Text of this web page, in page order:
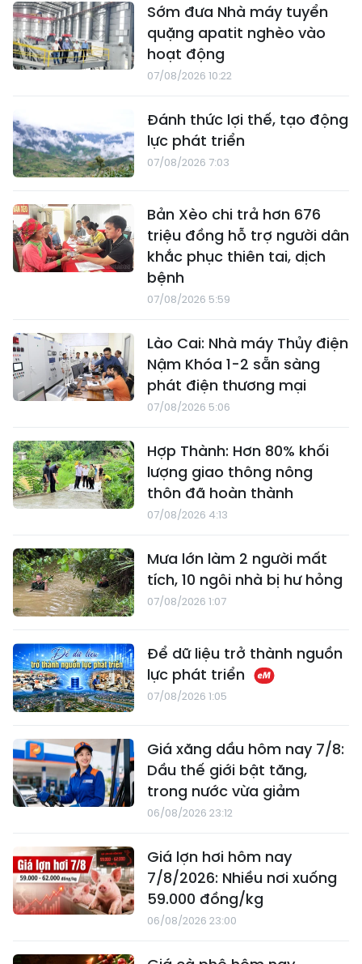
Sớm đưa Nhà máy tuyển
quặng apatit nghèo vào
hoạt động
07/08/2026 10:22
Đánh thức lợi thế, tạo động
lực phát triển
07/08/2026 7:03
Bản Xèo chi trả hơn 676
triệu đồng hỗ trợ người dân
khắc phục thiên tai, dịch
bệnh
07/08/2026 5:59
Lào Cai: Nhà máy Thủy điện
Nậm Khóa 1-2 sẵn sàng
phát điện thương mại
07/08/2026 5:06
Hợp Thành: Hơn 80% khối
lượng giao thông nông
thôn đã hoàn thành
07/08/2026 4:13
Mưa lớn làm 2 người mất
tích, 10 ngôi nhà bị hư hỏng
07/08/2026 1:07
Để dữ liệu trở thành nguồn
lực phát triển
07/08/2026 1:05
Giá xăng dầu hôm nay 7/8:
Dầu thế giới bật tăng,
trong nước vừa giảm
06/08/2026 23:12
Giá lợn hơi hôm nay
7/8/2026: Nhiều nơi xuống
59.000 đồng/kg
06/08/2026 23:00